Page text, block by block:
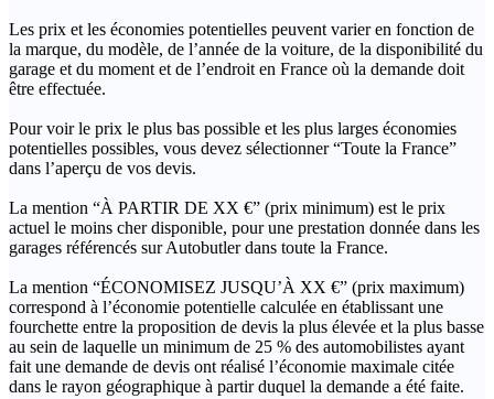
Les prix et les économies potentielles peuvent varier en fonction de
la marque, du modèle, de l’année de la voiture, de la disponibilité du
garage et du moment et de l’endroit en France où la demande doit
être effectuée.
Pour voir le prix le plus bas possible et les plus larges économies
potentielles possibles, vous devez sélectionner “Toute la France”
dans l’aperçu de vos devis.
La mention “À PARTIR DE XX €” (prix minimum) est le prix
actuel le moins cher disponible, pour une prestation donnée dans les
garages référencés sur Autobutler dans toute la France.
La mention “ÉCONOMISEZ JUSQU’À XX €” (prix maximum)
correspond à l’économie potentielle calculée en établissant une
fourchette entre la proposition de devis la plus élevée et la plus basse
au sein de laquelle un minimum de 25 % des automobilistes ayant
fait une demande de devis ont réalisé l’économie maximale citée
dans le rayon géographique à partir duquel la demande a été faite.